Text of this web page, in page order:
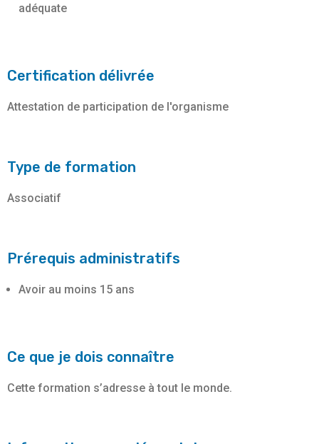
adéquate
Certification délivrée
Attestation de participation de l'organisme
Type de formation
Associatif
Prérequis administratifs
Avoir au moins 15 ans
Ce que je dois connaître
Cette formation s’adresse à tout le monde.